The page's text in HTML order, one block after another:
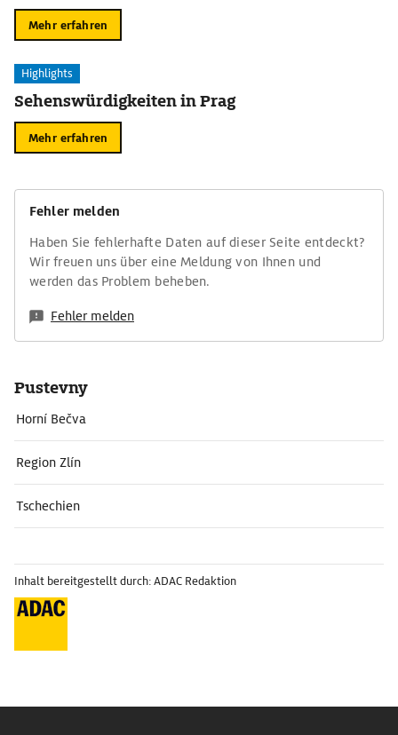
Mehr erfahren
Highlights
Sehenswürdigkeiten in Prag
Mehr erfahren
Fehler melden
Haben Sie fehlerhafte Daten auf dieser Seite entdeckt?
Wir freuen uns über eine Meldung von Ihnen und
werden das Problem beheben.
Fehler melden
Pustevny
Horní Bečva
Region Zlín
Tschechien
Inhalt bereitgestellt durch: ADAC Redaktion